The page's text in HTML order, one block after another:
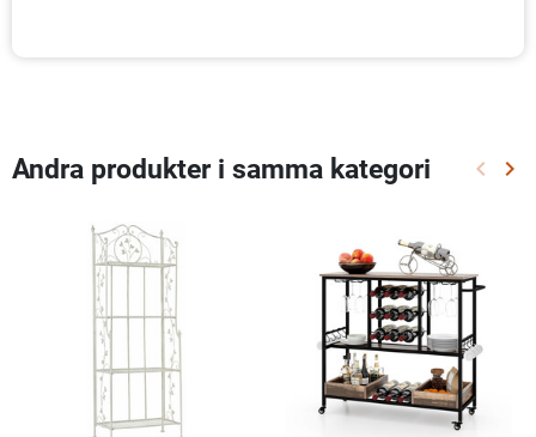
Andra produkter i samma kategori keyboard_arrow_left keyboard_arrow_right